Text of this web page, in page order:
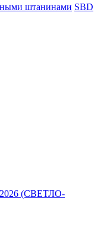
штанинами SBD
2026 (СВЕТЛО-